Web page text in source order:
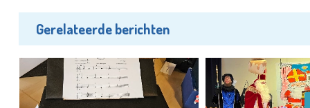
Gerelateerde berichten